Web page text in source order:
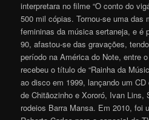
interpretara no filme “O conto do
500 mil cópias. Tornou-se uma das
femininas da música sertaneja, e é
90, afastou-se das gravações,
período na América do Note, entre
recebeu o título de “Rainha da
ao disco em 1999, lançando um
de Chitãozinho e Xororó, Ivan Lins,
rodeios Barra Mansa. Em 2010, foi